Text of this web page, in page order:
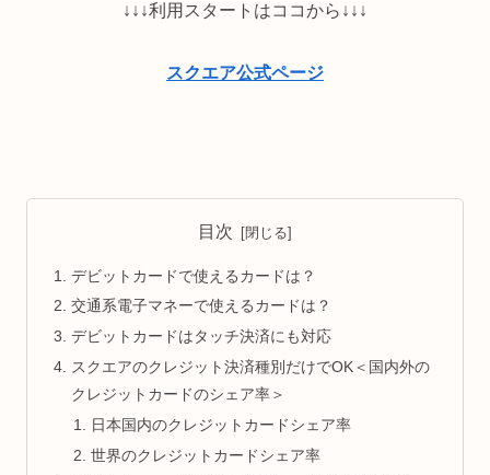
↓↓↓利用スタートはココから↓↓↓
スクエア公式ページ
目次
デビットカードで使えるカードは？
交通系電子マネーで使えるカードは？
デビットカードはタッチ決済にも対応
スクエアのクレジット決済種別だけでOK＜国内外の
クレジットカードのシェア率＞
日本国内のクレジットカードシェア率
世界のクレジットカードシェア率